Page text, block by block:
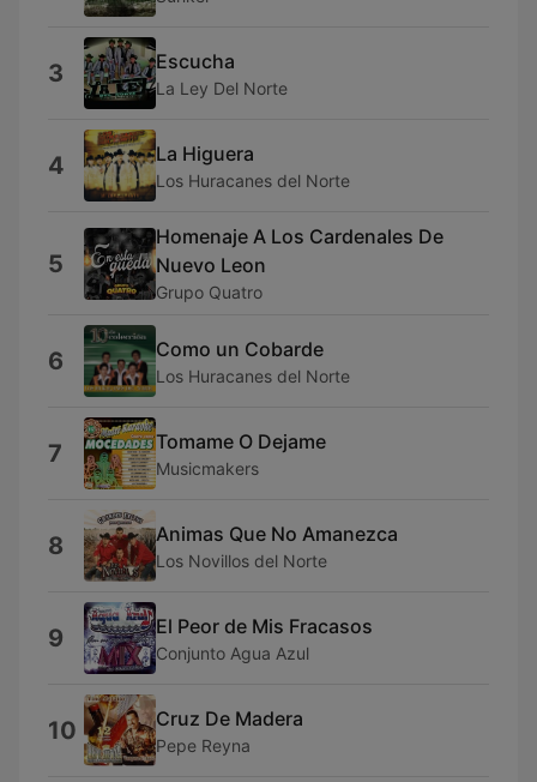
3 Escucha
La Ley Del Norte
4 La Higuera
Los Huracanes del Norte
5
Homenaje A Los Cardenales De
Nuevo Leon
Grupo Quatro
6 Como un Cobarde
Los Huracanes del Norte
7 Tomame O Dejame
Musicmakers
8 Animas Que No Amanezca
Los Novillos del Norte
9 El Peor de Mis Fracasos
Conjunto Agua Azul
10 Cruz De Madera
Pepe Reyna